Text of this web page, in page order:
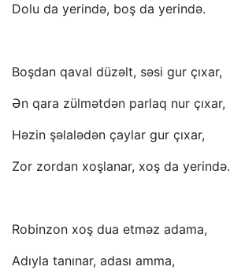
Dolu da yerində, boş da yerində.
Boşdan qaval düzəlt, səsi gur çıxar,
Ən qara zülmətdən parlaq nur çıxar,
Həzin şəlalədən çaylar gur çıxar,
Zor zordan xoşlanar, xoş da yerində.
Robinzon xoş dua etməz adama,
Adıyla tanınar, adası amma,